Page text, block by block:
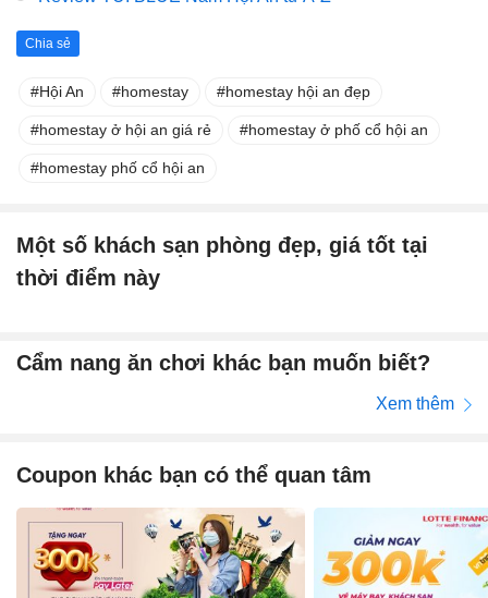
Chia sẻ
Hội An homestay homestay hội an đẹp
homestay ở hội an giá rẻ homestay ở phố cổ hội an
homestay phố cổ hội an
Một số khách sạn phòng đẹp, giá tốt tại
thời điểm này
Cẩm nang ăn chơi khác bạn muốn biết?
Xem thêm
Coupon khác bạn có thể quan tâm